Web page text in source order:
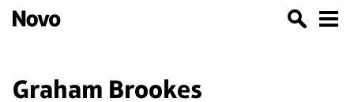
Graham Brookes